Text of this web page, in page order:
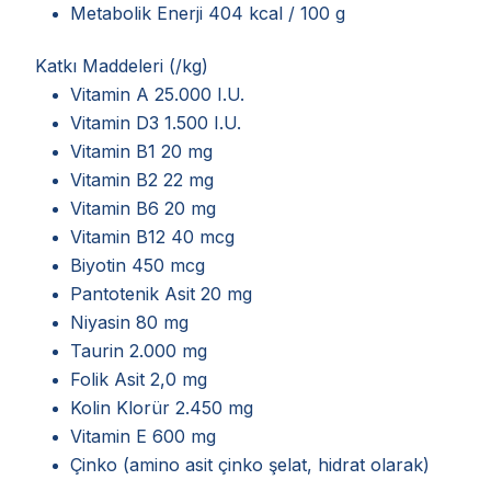
Metabolik Enerji 404 kcal / 100 g
Katkı Maddeleri (/kg)
Vitamin A 25.000 I.U.
Vitamin D3 1.500 I.U.
Vitamin B1 20 mg
Vitamin B2 22 mg
Vitamin B6 20 mg
Vitamin B12 40 mcg
Biyotin 450 mcg
Pantotenik Asit 20 mg
Niyasin 80 mg
Taurin 2.000 mg
Folik Asit 2,0 mg
Kolin Klorür 2.450 mg
Vitamin E 600 mg
Çinko (amino asit çinko şelat, hidrat olarak)